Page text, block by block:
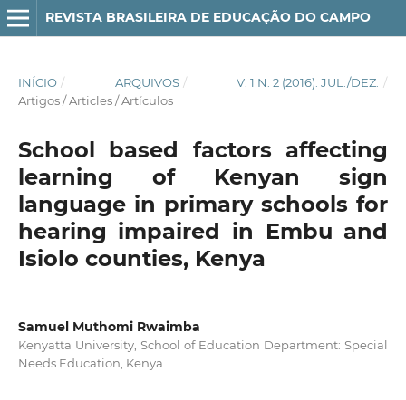
REVISTA BRASILEIRA DE EDUCAÇÃO DO CAMPO
INÍCIO / ARQUIVOS / V. 1 N. 2 (2016): JUL./DEZ. /
Artigos / Articles / Artículos
School based factors affecting
learning of Kenyan sign
language in primary schools for
hearing impaired in Embu and
Isiolo counties, Kenya
Samuel Muthomi Rwaimba
Kenyatta University, School of Education Department: Special
Needs Education, Kenya.